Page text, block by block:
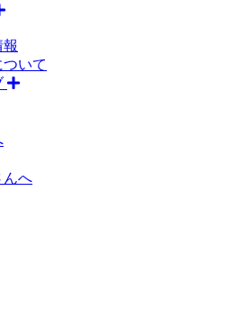
いて
んへ